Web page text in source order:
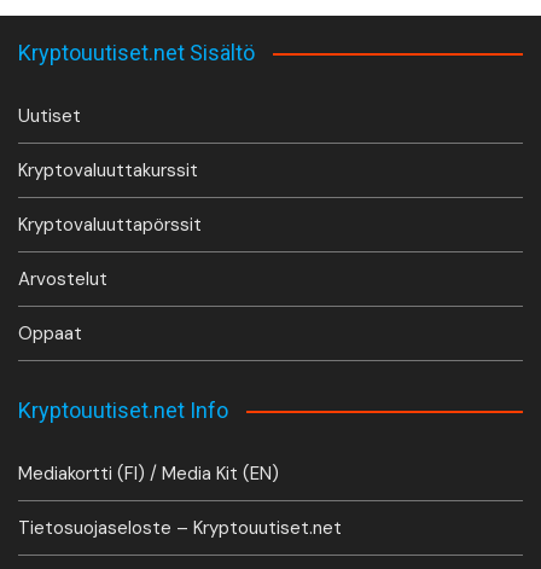
Kryptouutiset.net Sisältö
Uutiset
Kryptovaluuttakurssit
Kryptovaluuttapörssit
Arvostelut
Oppaat
Kryptouutiset.net Info
Mediakortti (FI) / Media Kit (EN)
Tietosuojaseloste – Kryptouutiset.net